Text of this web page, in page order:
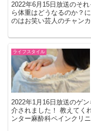
2022年6月15日放送のそ
ら体重はどうなるのか？
のはお笑い芸人のチャン
ライフスタイル
2022年1月16日放送のゲ
介されました！ 教えてく
ンター麻酔科ペインクリ